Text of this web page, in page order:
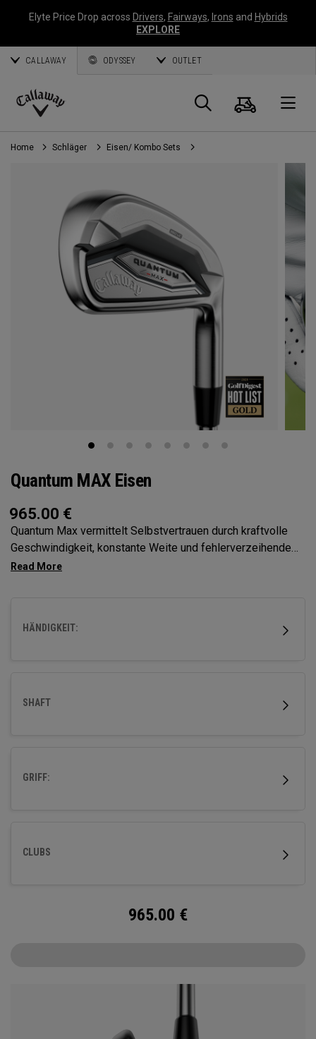
Elyte Price Drop across Drivers, Fairways, Irons and Hybrids
EXPLORE
CALLAWAY ODYSSEY OUTLET
Callaway
Golf
Suche
Home Schläger Eisen/ Kombo Sets
Quantum MAX Eisen
965.00 €
Quantum Max vermittelt Selbstvertrauen durch kraftvolle
Geschwindigkeit, konstante Weite und fehlerverzeihende
Leistung über die gesamte Schlagfläche – alles in einer
HÄNDIGKEIT:
SHAFT
GRIFF:
CLUBS
965.00 €